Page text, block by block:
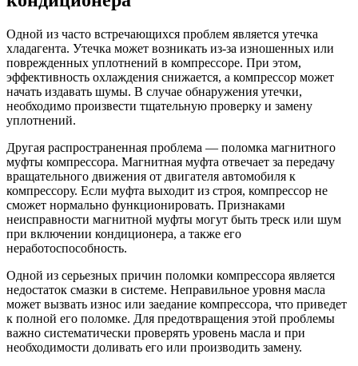
Одной из часто встречающихся проблем является утечка
хладагента. Утечка может возникать из-за изношенных или
поврежденных уплотнений в компрессоре. При этом,
эффективность охлаждения снижается, а компрессор может
начать издавать шумы. В случае обнаружения утечки,
необходимо произвести тщательную проверку и замену
уплотнений.
Другая распространенная проблема — поломка магнитного
муфты компрессора. Магнитная муфта отвечает за передачу
вращательного движения от двигателя автомобиля к
компрессору. Если муфта выходит из строя, компрессор не
сможет нормально функционировать. Признаками
неисправности магнитной муфты могут быть треск или шум
при включении кондиционера, а также его
неработоспособность.
Одной из серьезных причин поломки компрессора является
недостаток смазки в системе. Неправильное уровня масла
может вызвать износ или заедание компрессора, что приведет
к полной его поломке. Для предотвращения этой проблемы
важно систематически проверять уровень масла и при
необходимости доливать его или производить замену.